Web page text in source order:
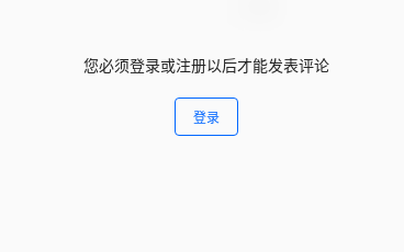
您必须登录或注册以后才能发表评论
登录